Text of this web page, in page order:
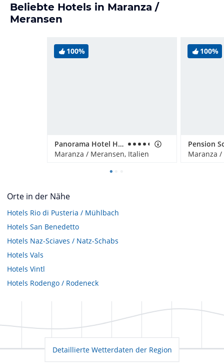
Beliebte Hotels in Maranza /
Meransen
100%
Panorama Hotel Huberhof
Maranza / Meransen, Italien
100%
Pension
Maranza
Orte in der Nähe
Hotels Rio di Pusteria / Mühlbach
Hotels San Benedetto
Hotels Naz-Sciaves / Natz-Schabs
Hotels Vals
Hotels Vintl
Hotels Rodengo / Rodeneck
Detaillierte Wetterdaten der Region